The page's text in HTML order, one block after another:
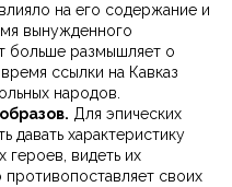
на его содержание и
вынужденного
больше размышляет о
ссылки на Кавказ
народов.
Для эпических
давать характеристику
героев, видеть их
противопоставляет своих